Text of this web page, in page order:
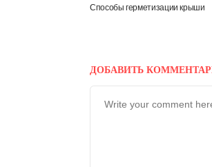
Способы герметизации крыши
ДОБАВИТЬ